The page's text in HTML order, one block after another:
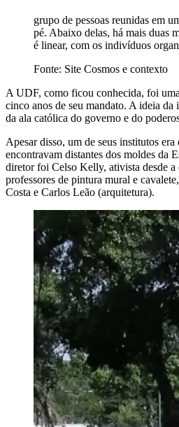
grupo de pessoas reunidas em
pé. Abaixo delas, há mais duas
é linear, com os indivíduos
Fonte: Site Cosmos e contexto
A UDF, como ficou conhecida, foi
cinco anos de seu mandato. A ideia
da ala católica do governo e do
Apesar disso, um de seus institutos
encontravam distantes dos moldes da
diretor foi Celso Kelly, ativista desde
professores de pintura mural e
Costa e Carlos Leão (arquitetura).